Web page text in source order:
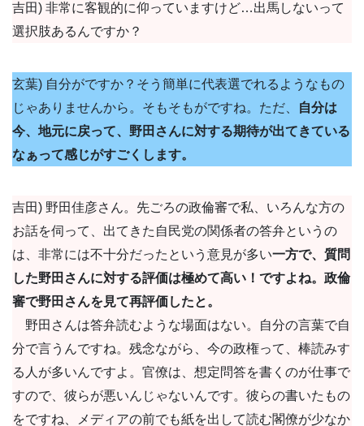
吉田) 非常に客観的に仰っていますけど…出馬しないって
選択肢あるんですか？
玄葉) 自分がですか？そう簡単に代表選でれるようなもの
じゃありませんから。そもそもがですね。ただ、
自分は
今、地元に戻って、野田さんに対する期待が出てきている
なぁって感じがすごくします。
吉田) 野田佳彦さん。先ごろの政倫審で私、いろんな方の
お話を伺って、出てきた自民党の関係者の答弁というの
は、非常には不十分だったという意見が多い一方で、質問
した野田さんに対する評価は極めて高い！ですよね。政倫
審で野田さんを見て再評価したと。
野田さんは答弁読むような場面はない。自分の言葉で自
分で言うんですね。残念ながら、今の政権って、棒読みす
る人が多いんですよ。官僚は、想定問答を書くのが仕事で
すので、彼らが悪いんじゃないんです。彼らの書いたもの
をですね、メディアの前でも紙を出して読む閣僚が少なか